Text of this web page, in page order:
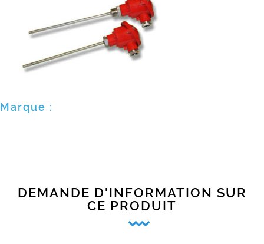
Marque :
DEMANDE D'INFORMATION SUR
CE PRODUIT